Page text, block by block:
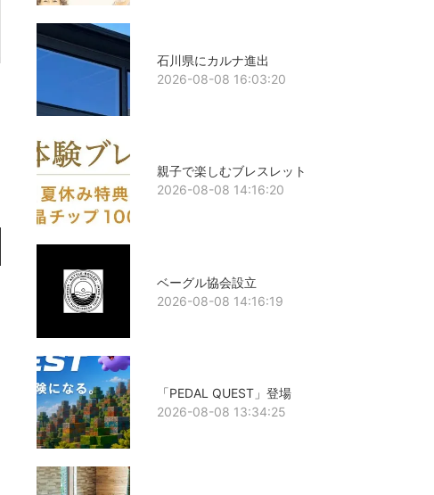
石川県にカルナ進出
2026-08-08 16:03:20
親子で楽しむブレスレット
2026-08-08 14:16:20
ベーグル協会設立
2026-08-08 14:16:19
「PEDAL QUEST」登場
2026-08-08 13:34:25